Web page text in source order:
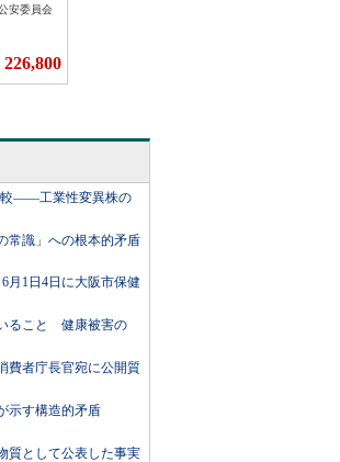
較――工業性変異株の
常識」への根本的矛盾
月1日4日に大阪市保健
ること 健康被害の
費者庁長官宛に公開質
示す構造的矛盾
質として公表した事実